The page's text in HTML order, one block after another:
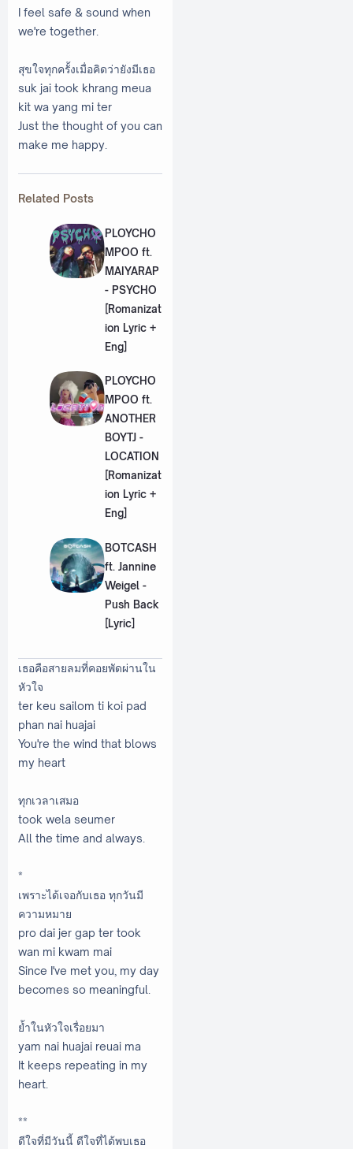
I feel safe & sound when
we're together.
สุขใจทุกครั้งเมื่อคิดว่ายังมีเธอ
suk jai took khrang meua
kit wa yang mi ter
Just the thought of you can
make me happy.
Related Posts
PLOYCHO
MPOO ft.
MAIYARAP
- PSYCHO
[Romanizat
ion Lyric +
Eng]
PLOYCHO
MPOO ft.
ANOTHER
BOYTJ -
LOCATION
[Romanizat
ion Lyric +
Eng]
BOTCASH
ft. Jannine
Weigel -
Push Back
[Lyric]
เธอคือสายลมที่คอยพัดผ่านใน
หัวใจ
ter keu sailom ti koi pad
phan nai huajai
You're the wind that blows
my heart
ทุกเวลาเสมอ
took wela seumer
All the time and always.
*
เพราะได้เจอกับเธอ ทุกวันมี
ความหมาย
pro dai jer gap ter took
wan mi kwam mai
Since I've met you, my day
becomes so meaningful.
ย้ำในหัวใจเรื่อยมา
yam nai huajai reuai ma
It keeps repeating in my
heart.
**
ดีใจที่มีวันนี้ ดีใจที่ได้พบเธอ